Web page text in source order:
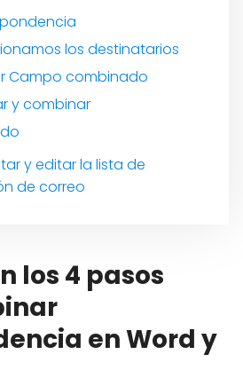
los destinatarios
Campo combinado
y combinar
y editar la lista de
de correo
los 4 pasos
en Word y